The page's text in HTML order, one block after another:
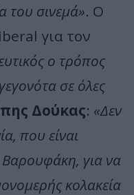
του σινεμά». Ο
για τον
ο τρόπος
σε όλες
Δούκας: «Δεν
που είναι
Βαρουφάκη, για να
κολακεία